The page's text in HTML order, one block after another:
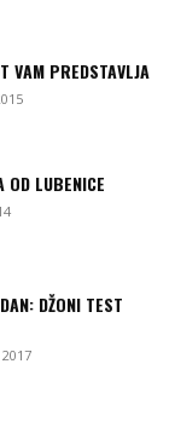
VAM PREDSTAVLJA
OD LUBENICE
DŽONI TEST